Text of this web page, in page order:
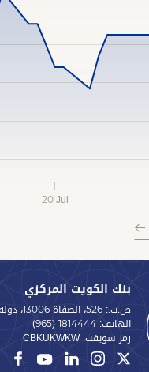
20 Jul
بنك الكويت المركزي
ص.ب.: 526، الصفاة 13006، دولة الكويت
الهاتف: (965) 1814444
رمز سويفت:CBKUKWKW